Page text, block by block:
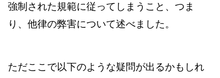
強制された規範に従ってしまうこと、つま
り、他律の弊害について述べました。
ただここで以下のような疑問が出るかもしれ